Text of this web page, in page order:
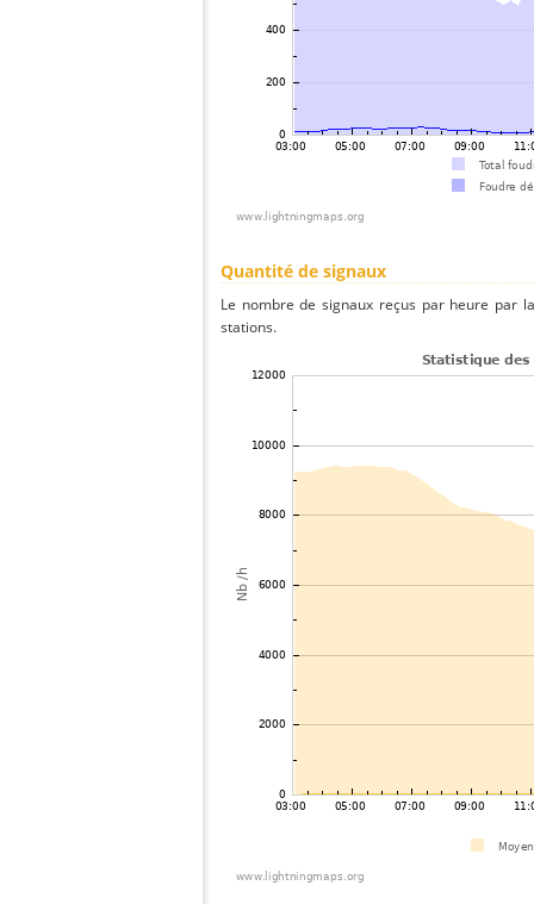
Quantité de signaux
Le nombre de signaux reçus par heure par
stations.